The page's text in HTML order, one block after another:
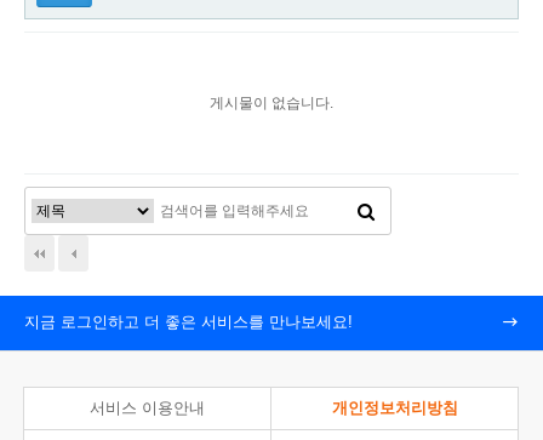
게시물이 없습니다.
지금 로그인하고 더 좋은 서비스를 만나보세요!
서비스 이용안내 개인정보처리방침